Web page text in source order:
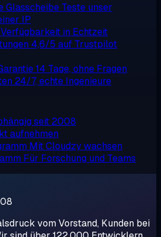
Glasscheibe Teste unser
IP
Verfügbarkeit in Echtzeit
4,6/5 auf Trustpilot
14 Tage, ohne Fragen
24/7, echte Ingenieure
seit 2008
aufnehmen
Mit Cloudzy wachsen
Für Forschung und Teams
vom Vorstand, Kunden bei